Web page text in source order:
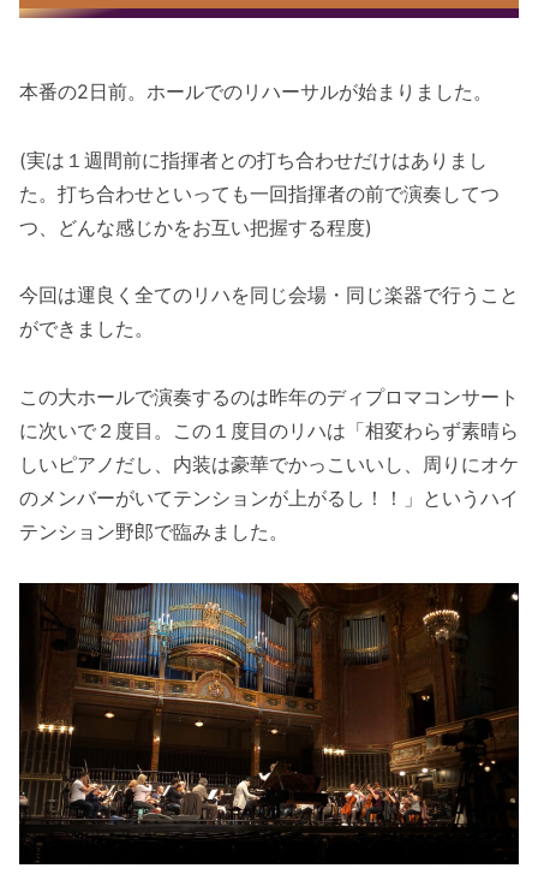
本番の2日前。ホールでのリハーサルが始まりました。
(実は１週間前に指揮者との打ち合わせだけはありまし
た。打ち合わせといっても一回指揮者の前で演奏してつ
つ、どんな感じかをお互い把握する程度)
今回は運良く全てのリハを同じ会場・同じ楽器で行うこと
ができました。
この大ホールで演奏するのは昨年のディプロマコンサート
に次いで２度目。この１度目のリハは「相変わらず素晴ら
しいピアノだし、内装は豪華でかっこいいし、周りにオケ
のメンバーがいてテンションが上がるし！！」というハイ
テンション野郎で臨みました。